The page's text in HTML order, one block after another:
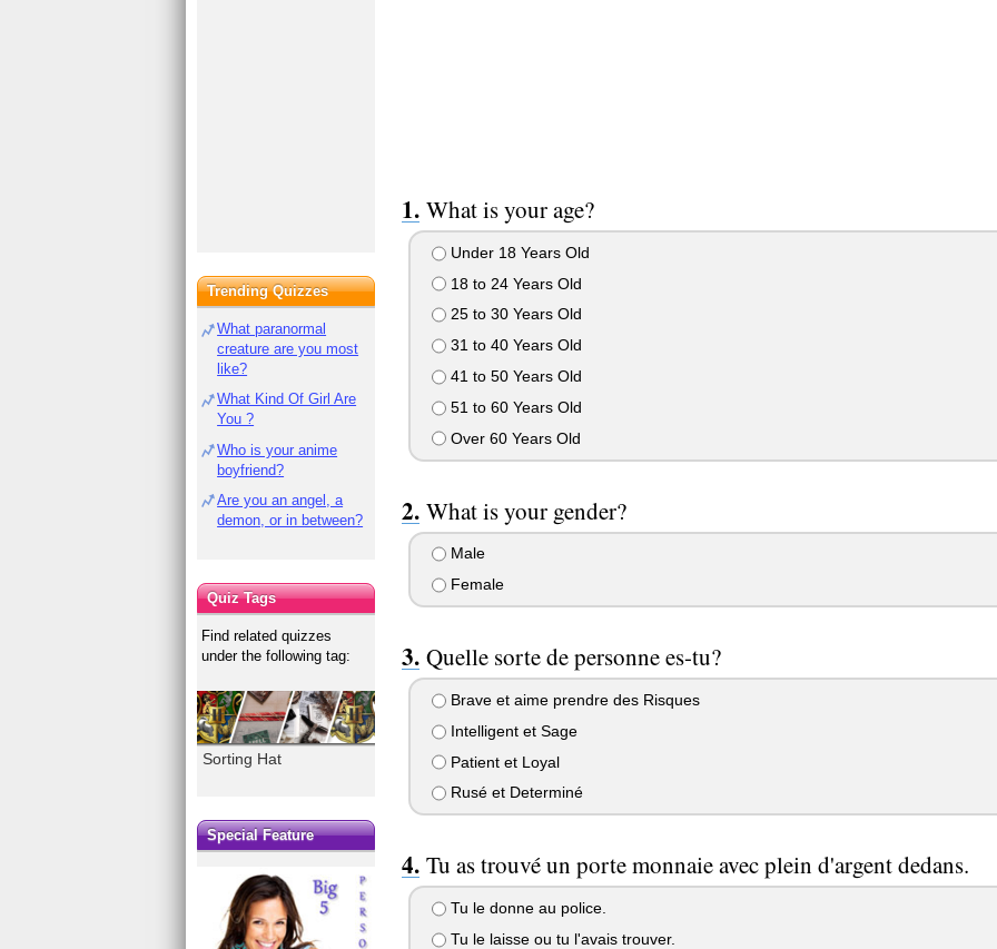
What is your age?
Under 18 Years Old
18 to 24 Years Old
25 to 30 Years Old
31 to 40 Years Old
41 to 50 Years Old
51 to 60 Years Old
Over 60 Years Old
What is your gender?
Male
Female
Quelle sorte de personne es-tu?
Brave et aime prendre des Risques
Intelligent et Sage
Patient et Loyal
Rusé et Determiné
Tu as trouvé un porte monnaie avec plein d'argent dedans.
Tu le donne au police.
Tu le laisse ou tu l'avais trouver.
Trending Quizzes
What paranormal
creature are you most
like?
What Kind Of Girl Are
You ?
Who is your anime
boyfriend?
Are you an angel, a
demon, or in between?
Quiz Tags
Find related quizzes
under the following tag:
Sorting Hat
Special Feature